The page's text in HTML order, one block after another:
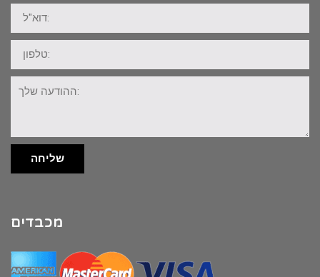
דוא"ל:
טלפון:
ההודעה
שלך:
שליחה
מכבדים